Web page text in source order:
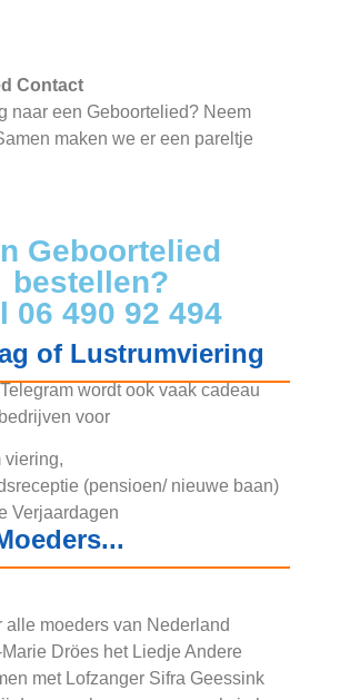
Contact
naar een Geboortelied? Neem
maken we er een pareltje
Geboortelied
bestellen?
06 490 92 494
of Lustrumviering
wordt ook vaak cadeau
voor
viering,
(pensioen/ nieuwe baan)
Verjaardagen
alle moeders van Nederland
Dröes het Liedje Andere
met Lofzanger Sifra Geessink